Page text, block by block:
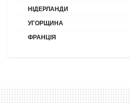
НІДЕРЛАНДИ
УГОРЩИНА
ФРАНЦІЯ